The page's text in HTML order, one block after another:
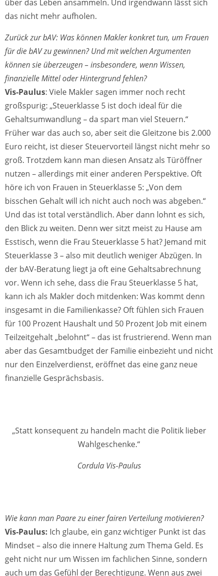
über das Leben ansammeln. Und irgendwann lässt sich
das nicht mehr aufholen.
Zurück zur bAV: Was können Makler konkret tun, um Frauen
für die bAV zu gewinnen? Und mit welchen Argumenten
können sie überzeugen – insbesondere, wenn Wissen,
finanzielle Mittel oder Hintergrund fehlen?
Vis-Paulus: Viele Makler sagen immer noch recht
großspurig: „Steuerklasse 5 ist doch ideal für die
Gehaltsumwandlung – da spart man viel Steuern.“
Früher war das auch so, aber seit die Gleitzone bis 2.000
Euro reicht, ist dieser Steuervorteil längst nicht mehr so
groß. Trotzdem kann man diesen Ansatz als Türöffner
nutzen – allerdings mit einer anderen Perspektive. Oft
höre ich von Frauen in Steuerklasse 5: „Von dem
bisschen Gehalt will ich nicht auch noch was abgeben.“
Und das ist total verständlich. Aber dann lohnt es sich,
den Blick zu weiten. Denn wer sitzt meist zu Hause am
Esstisch, wenn die Frau Steuerklasse 5 hat? Jemand mit
Steuerklasse 3 – also mit deutlich weniger Abzügen. In
der bAV-Beratung liegt ja oft eine Gehaltsabrechnung
vor. Wenn ich sehe, dass die Frau Steuerklasse 5 hat,
kann ich als Makler doch mitdenken: Was kommt denn
insgesamt in die Familienkasse? Oft fühlen sich Frauen
für 100 Prozent Haushalt und 50 Prozent Job mit einem
Teilzeitgehalt „belohnt“ – das ist frustrierend. Wenn man
aber das Gesamtbudget der Familie einbezieht und nicht
nur den Einzelverdienst, eröffnet das eine ganz neue
finanzielle Gesprächsbasis.
„Statt konsequent zu handeln macht die Politik lieber
Wahlgeschenke.“
Cordula Vis-Paulus
Wie kann man Paare zu einer fairen Verteilung motivieren?
Vis-Paulus: Ich glaube, ein ganz wichtiger Punkt ist das
Mindset – also die innere Haltung zum Thema Geld. Es
geht nicht nur um Wissen im fachlichen Sinne, sondern
auch um das Gefühl der Berechtigung. Wenn aus zwei